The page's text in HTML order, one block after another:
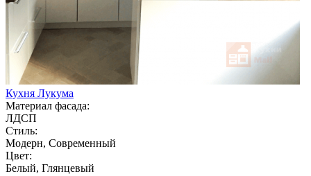
Кухня Лукума
Материал фасада:
ЛДСП
Стиль:
Модерн, Современный
Цвет:
Белый, Глянцевый